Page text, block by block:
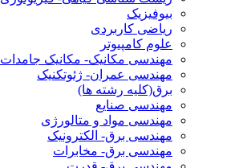
بیوفیزیک
ریاضی کاربردی
علوم کامپیوتر
مهندسی مکانیک- مکانیک جامدات
مهندسی عمران- ژئوتکنیک
برق(کلیه رشته ها)
مهندسی صنایع
مهندسی مواد و متالورژی
مهندسی برق- الکترونیک
مهندسی برق- مخابرات